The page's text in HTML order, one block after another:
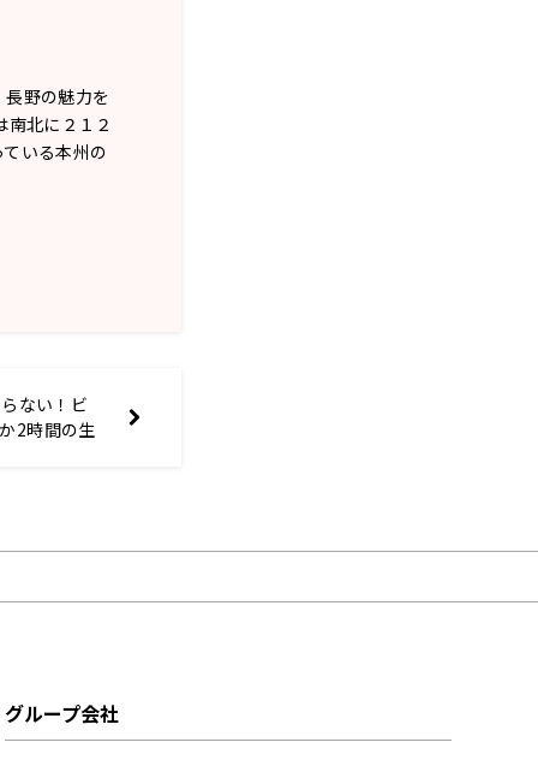
野の魅力を
南北に２１２
いる本州の
ない！ビ
2時間の生
グループ会社